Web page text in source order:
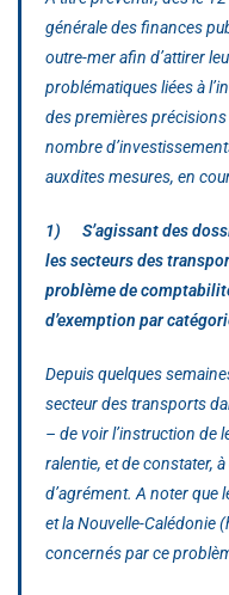
générale des finances
outre-mer afin d’attirer
problématiques liées à
des premières
nombre
auxdites mesures, en
1) S’agissant des
les secteurs des
problème de
d’exemption par
Depuis quelques
secteur des transports
– de voir l’instruction de
ralentie, et de constater,
d’agrément. A noter que
et la Nouvelle-Calédonie
concernés par ce